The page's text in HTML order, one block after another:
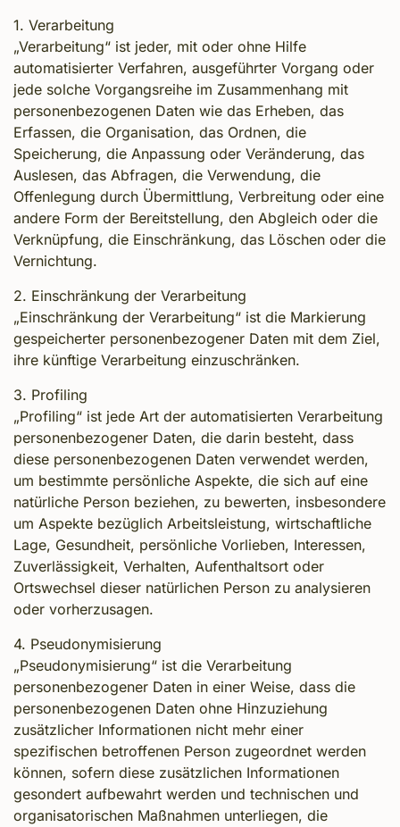
1. Verarbeitung
„Verarbeitung“ ist jeder, mit oder ohne Hilfe
automatisierter Verfahren, ausgeführter Vorgang oder
jede solche Vorgangsreihe im Zusammenhang mit
personenbezogenen Daten wie das Erheben, das
Erfassen, die Organisation, das Ordnen, die
Speicherung, die Anpassung oder Veränderung, das
Auslesen, das Abfragen, die Verwendung, die
Offenlegung durch Übermittlung, Verbreitung oder eine
andere Form der Bereitstellung, den Abgleich oder die
Verknüpfung, die Einschränkung, das Löschen oder die
Vernichtung.
2. Einschränkung der Verarbeitung
„Einschränkung der Verarbeitung“ ist die Markierung
gespeicherter personenbezogener Daten mit dem Ziel,
ihre künftige Verarbeitung einzuschränken.
3. Profiling
„Profiling“ ist jede Art der automatisierten Verarbeitung
personenbezogener Daten, die darin besteht, dass
diese personenbezogenen Daten verwendet werden,
um bestimmte persönliche Aspekte, die sich auf eine
natürliche Person beziehen, zu bewerten, insbesondere
um Aspekte bezüglich Arbeitsleistung, wirtschaftliche
Lage, Gesundheit, persönliche Vorlieben, Interessen,
Zuverlässigkeit, Verhalten, Aufenthaltsort oder
Ortswechsel dieser natürlichen Person zu analysieren
oder vorherzusagen.
4. Pseudonymisierung
„Pseudonymisierung“ ist die Verarbeitung
personenbezogener Daten in einer Weise, dass die
personenbezogenen Daten ohne Hinzuziehung
zusätzlicher Informationen nicht mehr einer
spezifischen betroffenen Person zugeordnet werden
können, sofern diese zusätzlichen Informationen
gesondert aufbewahrt werden und technischen und
organisatorischen Maßnahmen unterliegen, die